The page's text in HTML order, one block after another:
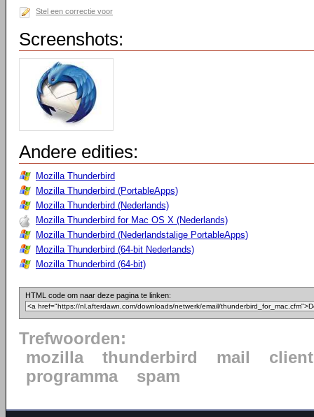
Stel een correctie voor
Screenshots:
Andere edities:
Mozilla Thunderbird
Mozilla Thunderbird (PortableApps)
Mozilla Thunderbird (Nederlands)
Mozilla Thunderbird for Mac OS X (Nederlands)
Mozilla Thunderbird (Nederlandstalige PortableApps)
Mozilla Thunderbird (64-bit Nederlands)
Mozilla Thunderbird (64-bit)
HTML code om naar deze pagina te linken:
Trefwoorden:
mozilla
thunderbird mail
client
programma
spam